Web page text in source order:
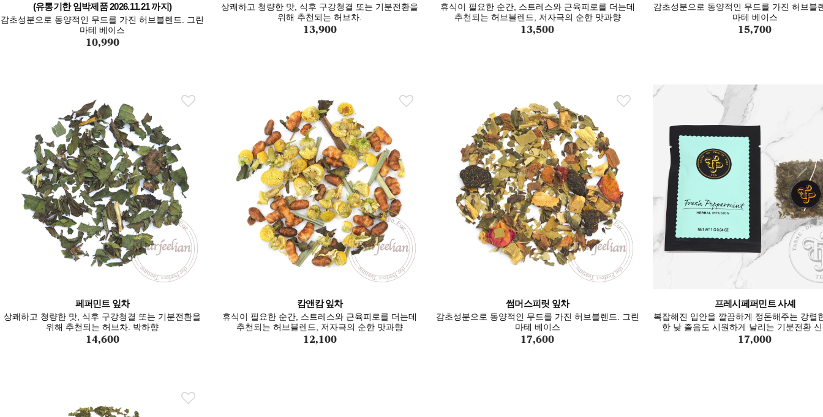
(유통기한 임박제품 2026.11.21 까지)
감초성분으로 동양적인 무드를 가진 허브블렌드. 그린
마테 베이스
10,990
상쾌하고 청량한 맛, 식후 구강청결 또는 기분전환을
위해 추천되는 허브차.
13,900
휴식이 필요한 순간, 스트레스와 근육피로를 더는데
추천되는 허브블렌드, 저자극의 순한 맛과향
13,500
감초성분으로 동양적인 무드를 가진 허브블
마테 베이스
15,700
페퍼민트 잎차
상쾌하고 청량한 맛, 식후 구강청결 또는 기분전환을
위해 추천되는 허브차. 박하향
14,600
캄앤캄 잎차
휴식이 필요한 순간, 스트레스와 근육피로를 더는데
추천되는 허브블렌드, 저자극의 순한 맛과향
12,100
썸머스피릿 잎차
감초성분으로 동양적인 무드를 가진 허브블렌드. 그린
마테 베이스
17,600
프레시페퍼민트 사셰
복잡해진 입안을 깔끔하게 정돈해주는 강렬
한 낮 졸음도 시원하게 날리는 기분전환
17,000